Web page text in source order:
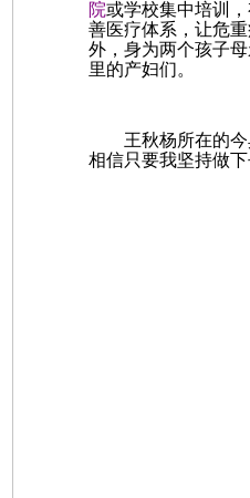
院或学校集中培训
善医疗体系，让危
外，身为两个孩子
里的产妇们。
王秋杨所在的今
相信只要我坚持做